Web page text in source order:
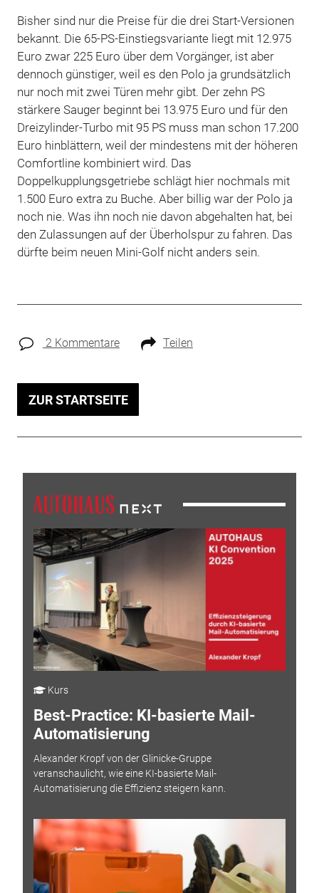
Bisher sind nur die Preise für die drei Start-Versionen
bekannt. Die 65-PS-Einstiegsvariante liegt mit 12.975
Euro zwar 225 Euro über dem Vorgänger, ist aber
dennoch günstiger, weil es den Polo ja grundsätzlich
nur noch mit zwei Türen mehr gibt. Der zehn PS
stärkere Sauger beginnt bei 13.975 Euro und für den
Dreizylinder-Turbo mit 95 PS muss man schon 17.200
Euro hinblättern, weil der mindestens mit der höheren
Comfortline kombiniert wird. Das
Doppelkupplungsgetriebe schlägt hier nochmals mit
1.500 Euro extra zu Buche. Aber billig war der Polo ja
noch nie. Was ihn noch nie davon abgehalten hat, bei
den Zulassungen auf der Überholspur zu fahren. Das
dürfte beim neuen Mini-Golf nicht anders sein.
2 Kommentare Teilen
ZUR STARTSEITE
Kurs
Best-Practice: KI-basierte Mail-
Automatisierung
Alexander Kropf von der Glinicke-Gruppe
veranschaulicht, wie eine KI-basierte Mail-
Automatisierung die Effizienz steigern kann.